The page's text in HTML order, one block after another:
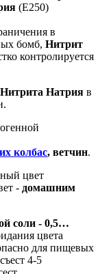
(Е250)
в
бомб, Нитрит
контролируется
Нитрита Натрия в
колбас, ветчин.
цвет
- домашним
соли - 0,5…
цвета
для пищевых
4-5